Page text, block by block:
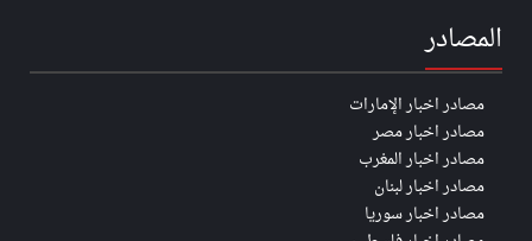
المصادر
مصادر اخبار الإمارات
مصادر اخبار مصر
مصادر اخبار المغرب
مصادر اخبار لبنان
مصادر اخبار سوريا